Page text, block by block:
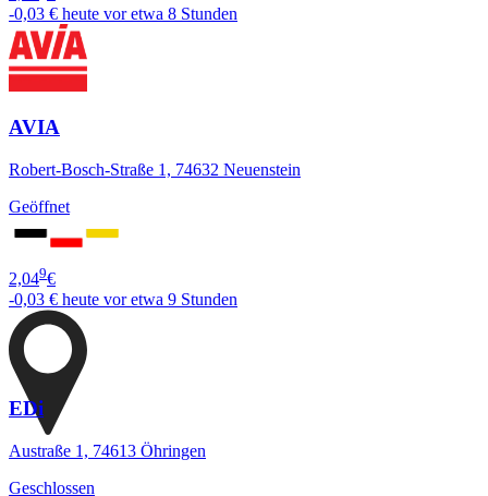
-0,03 € heute vor etwa 8 Stunden
AVIA
Robert-Bosch-Straße 1, 74632 Neuenstein
Geöffnet
2,049€
-0,03 € heute vor etwa 9 Stunden
EDi
Austraße 1, 74613 Öhringen
Geschlossen